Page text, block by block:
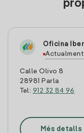
Oficina
Calle Olivo 8
28981 Parla
Tel: 912 32 84 96
Més detalls